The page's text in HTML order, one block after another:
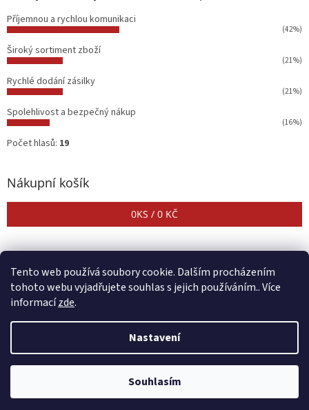
Tento web používá soubory cookie. Dalším procházením
tohoto webu vyjadřujete souhlas s jejich používáním.. Více
informacízde.
Nastavení
Souhlasím
Příjemnou a rychlou komunikaci
(42%)
Široký sortiment zboží
(21%)
Rychlé dodání zásilky
(21%)
Spolehlivost a bezpečný nákup
(16%)
Počet hlasů: 19
Nákupní košík
0KS / 0 KČ
Copyright 2026CENTER SHOP. Všechna práva vyhrazena.Upravit
nastavení cookies